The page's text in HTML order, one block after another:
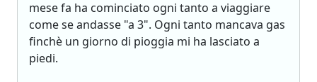
mese fa ha cominciato ogni tanto a viaggiare
come se andasse "a 3". Ogni tanto mancava gas
finchè un giorno di pioggia mi ha lasciato a
piedi.